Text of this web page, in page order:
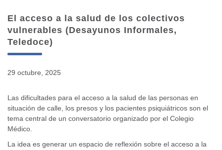
El acceso a la salud de los colectivos
vulnerables (Desayunos Informales,
Teledoce)
29 octubre, 2025
Las dificultades para el acceso a la salud de las personas en
situación de calle, los presos y los pacientes psiquiátricos son el
tema central de un conversatorio organizado por el Colegio
Médico.
La idea es generar un espacio de reflexión sobre el acceso a la